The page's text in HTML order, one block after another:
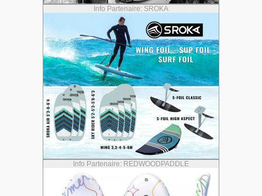
Info Partenaire: SROKA
Info Partenaire: REDWOODPADDLE